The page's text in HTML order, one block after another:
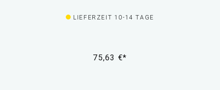
LIEFERZEIT 10-14 TAGE
75,63 €*